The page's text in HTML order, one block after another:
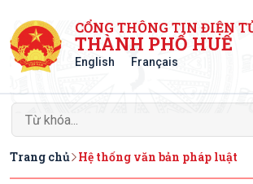
CỔNG THÔNG TIN ĐIỆN
THÀNH PHỐ HUẾ
English Français
Trang chủ Hệ thống văn bản pháp luật